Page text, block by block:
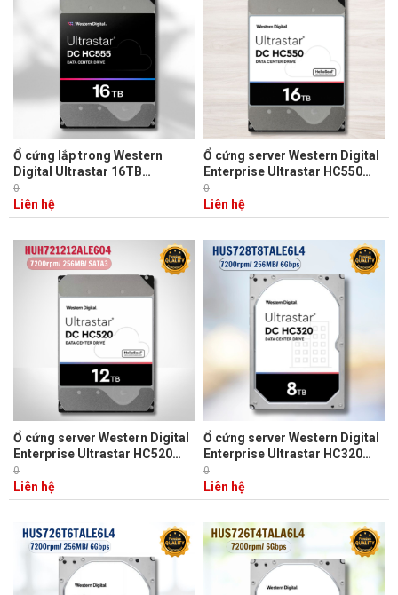
Ổ cứng lắp trong Western
Digital Ultrastar 16TB
WUH722016CLE6L4 3.5 inch
512MB 7200RPM
0
Liên hệ
Ổ cứng server Western Digital
Enterprise Ultrastar HC550
16TB WUH721816ALE6L4 3.5
inch 512MB 7200RPM
0
Liên hệ
Ổ cứng server Western Digital
Enterprise Ultrastar HC520
12TB HUH721212ALE604 3.5
inch 256MB 7200RPM
0
Liên hệ
Ổ cứng server Western Digital
Enterprise Ultrastar HC320
8TB HUS728T8TALE6L4 3.5,
SATA 3, 256MB Cache,
7200RPM
0
Liên hệ